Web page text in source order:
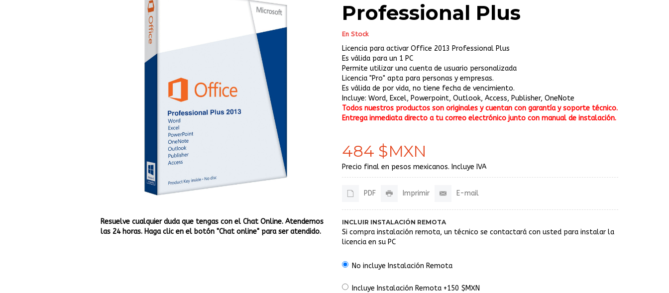
Resuelve cualquier duda que tengas con el Chat Online. Atendemos
las 24 horas. Haga clic en el botón "Chat online" para ser atendido.
Professional Plus
En Stock
Licencia para activar Office 2013 Professional Plus
Es válida para un 1 PC
Permite utilizar una cuenta de usuario personalizada
Licencia "Pro" apta para personas y empresas.
Es válida de por vida, no tiene fecha de vencimiento.
Incluye: Word, Excel, Powerpoint, Outlook, Access, Publisher, OneNote
Todos nuestros productos son originales y cuentan con garantía y soporte técnico.
Entrega inmediata directo a tu correo electrónico junto con manual de instalación.
484 $MXN
Precio final en pesos mexicanos. Incluye IVA
PDF Imprimir E-mail
INCLUIR INSTALACIÓN REMOTA
Si compra instalación remota, un técnico se contactará con usted para instalar la
licencia en su PC
No incluye Instalación Remota
Incluye Instalación Remota +150 $MXN